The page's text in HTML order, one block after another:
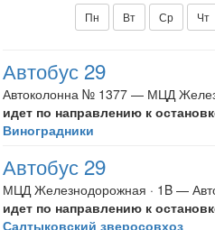
Пн Вт Ср Чт
Автобус 29
Автоколонна № 1377 — МЦД
идет по направлению к
Виноградники
Автобус 29
МЦД Железнодорожная · 1B —
идет по направлению к
Салтыковский зверосовхоз